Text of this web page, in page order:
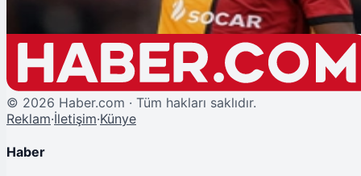
© 2026 Haber.com · Tüm hakları saklıdır.
Reklam·İletişim·Künye
Haber